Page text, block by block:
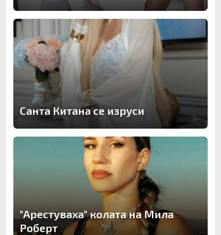
Санта Китана се изруси
"Арестуваха" колата на Мила
Роберт